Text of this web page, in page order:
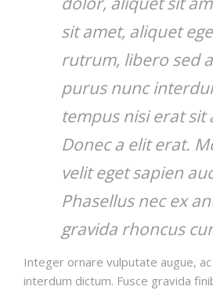
sit amet, aliquet
rutrum, libero sed
purus nunc
tempus nisi erat sit
Donec a elit erat.
velit eget sapien
Phasellus nec ex
gravida rhoncus
Integer ornare vulputate augue,
interdum dictum. Fusce gravida